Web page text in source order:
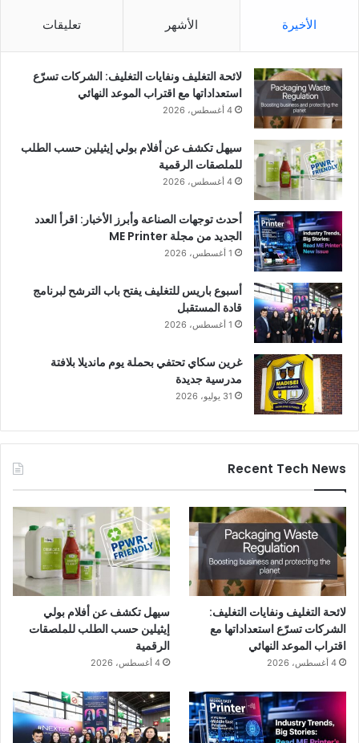
الأخيرة الأشهر تعليقات
لائحة التغليف ونفايات التغليف: الشركات تسرّع
استعداداتها مع اقتراب الموعد النهائي
4 أغسطس، 2026
سيهل تكشف عن أفلام بولي إيثيلين حسب الطلب
للملصقات الرقمية
4 أغسطس، 2026
أحدث توجهات الصناعة وأبرز الأخبار: اقرأ العدد
الجديد من مجلة ME Printer
1 أغسطس، 2026
أسبوع باريس للتغليف يفتح باب الترشح لبرنامج
قادة المستقبل
1 أغسطس، 2026
غرين سكاي تحتفي بحملة يوم مانديلا بلافتة
مدرسية جديدة
31 يوليو، 2026
Recent Tech News
لائحة التغليف ونفايات التغليف:
الشركات تسرّع استعداداتها مع
اقتراب الموعد النهائي
4 أغسطس، 2026
سيهل تكشف عن أفلام بولي
إيثيلين حسب الطلب للملصقات
الرقمية
4 أغسطس، 2026